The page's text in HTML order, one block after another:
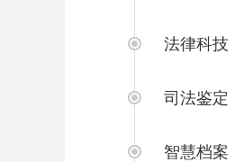
法律科技
司法鉴定
智慧档案